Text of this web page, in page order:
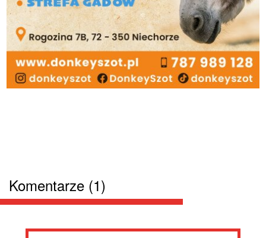
Komentarze (1)